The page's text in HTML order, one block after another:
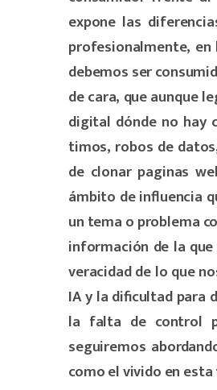
expone las
profesionalmente,
debemos ser
de cara, que aunque
digital dónde no hay
timos, robos de
de clonar paginas
ámbito de influencia
un tema o problema
información de la
veracidad de lo que
IA y la dificultad para
la falta de control
seguiremos
como el vivido en